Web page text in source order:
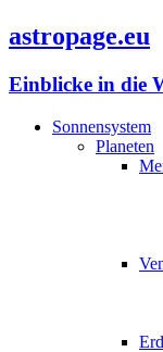
astropage.eu
Einblicke in die
Sonnensystem
Planeten